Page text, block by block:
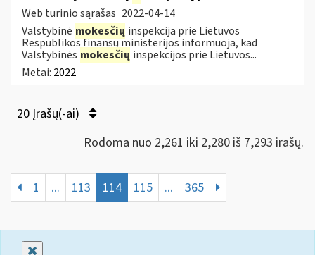
Web turinio sąrašas 2022-04-14
Valstybinė mokesčių inspekcija prie Lietuvos
Respublikos finansų ministerijos informuoja, kad
Valstybinės mokesčių inspekcijos prie Lietuvos...
Metai: 2022
20 Įrašų(-ai)
Rodoma nuo 2,261 iki 2,280 iš 7,293 irašų.
1 ... 113 114 115 ... 365